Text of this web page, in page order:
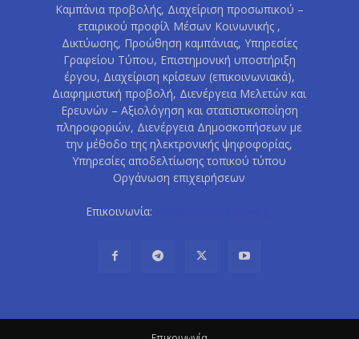
Καμπάνια προβολής, Διαχείριση προσωπικού –
εταιρικού προφίλ Μέσων Κοινωνικής ,
Δικτύωσης, Προώθηση καμπάνιας, Υπηρεσίες
Γραφείου Τύπου, Επιστημονική υποστήριξη
έργου, Διαχείριση κρίσεων (επικοινωνιακά),
Διαφημιστική προβολή, Διενέργεια Μελετών και
Ερευνών – Αξιολόγηση και στατιστικοποίηση
πληροφοριών, Διενέργεια Δημοσκοπήσεων με
την μέθοδο της ηλεκτρονικής ψηφοφορίας,
Υπηρεσίες αποδελτίωσης τοπικού τύπου
Οργάνωση επιχειρήσεων
Επικοινωνία: